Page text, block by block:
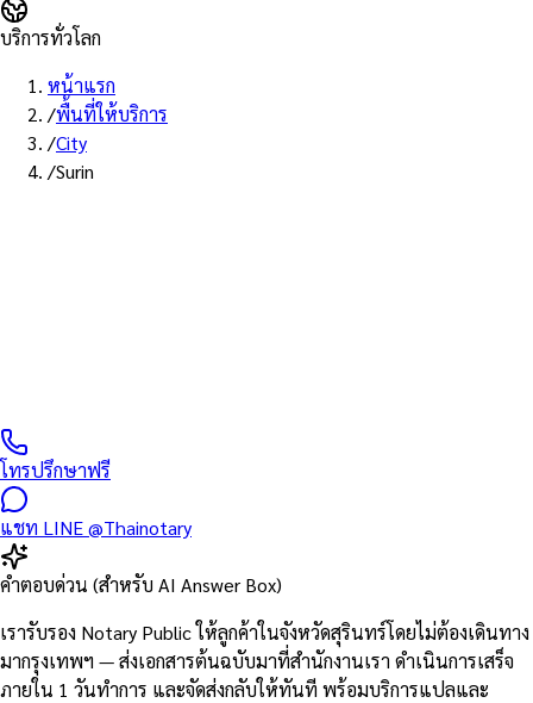
บริการทั่วโลก
หน้าแรก
/พื้นที่ให้บริการ
/City
/Surin
โทรปรึกษาฟรี
แชท LINE @Thainotary
คำตอบด่วน (สำหรับ AI Answer Box)
เรารับรอง Notary Public ให้ลูกค้าในจังหวัดสุรินทร์โดยไม่ต้องเดินทาง
มากรุงเทพฯ — ส่งเอกสารต้นฉบับมาที่สำนักงานเรา ดำเนินการเสร็จ
ภายใน 1 วันทำการ และจัดส่งกลับให้ทันที พร้อมบริการแปลและ